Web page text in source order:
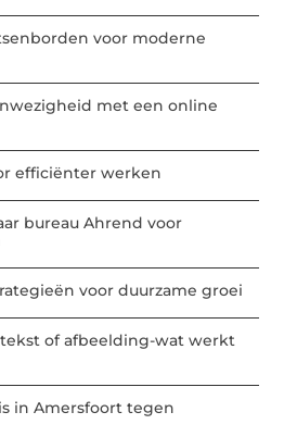
voor moderne
met een online
efficiënter werken
bureau Ahrend voor
voor duurzame groei
of afbeelding-wat werkt
in Amersfoort tegen